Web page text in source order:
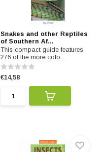
Snakes and other Reptiles
of Southern Af...
This compact guide features
276 of the more colo...
€14,58